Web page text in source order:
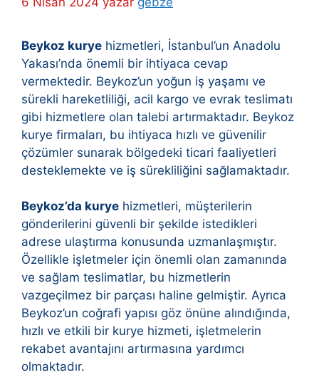
Beykoz kurye hizmetleri, İstanbul’un Anadolu
Yakası’nda önemli bir ihtiyaca cevap
vermektedir. Beykoz’un yoğun iş yaşamı ve
sürekli hareketliliği, acil kargo ve evrak teslimatı
gibi hizmetlere olan talebi artırmaktadır. Beykoz
kurye firmaları, bu ihtiyaca hızlı ve güvenilir
çözümler sunarak bölgedeki ticari faaliyetleri
desteklemekte ve iş sürekliliğini sağlamaktadır.
Beykoz’da kurye hizmetleri, müşterilerin
gönderilerini güvenli bir şekilde istedikleri
adrese ulaştırma konusunda uzmanlaşmıştır.
Özellikle işletmeler için önemli olan zamanında
ve sağlam teslimatlar, bu hizmetlerin
vazgeçilmez bir parçası haline gelmiştir. Ayrıca
Beykoz’un coğrafi yapısı göz önüne alındığında,
hızlı ve etkili bir kurye hizmeti, işletmelerin
rekabet avantajını artırmasına yardımcı
olmaktadır.